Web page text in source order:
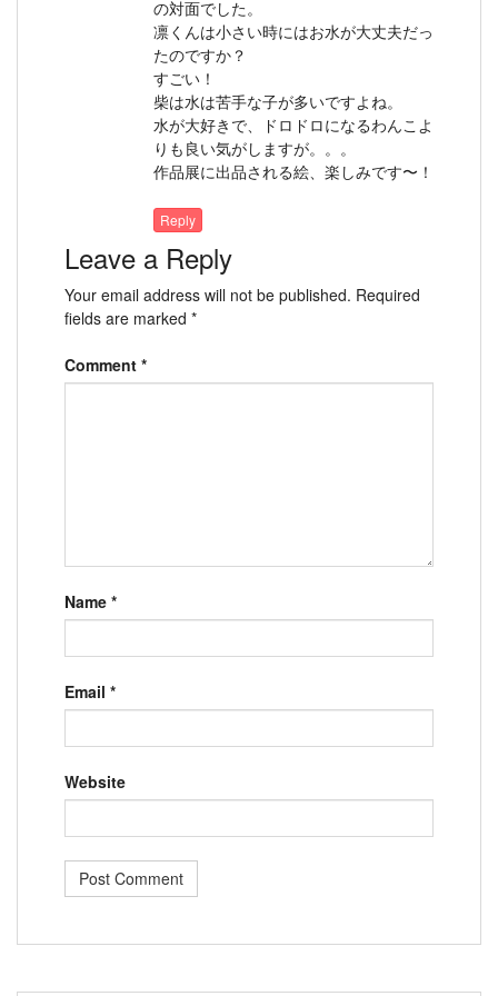
の対面でした。
凛くんは小さい時にはお水が大丈夫だっ
たのですか？
すごい！
柴は水は苦手な子が多いですよね。
水が大好きで、ドロドロになるわんこよ
りも良い気がしますが。。。
作品展に出品される絵、楽しみです〜！
Reply
Leave a Reply
Your email address will not be published. Required
fields are marked *
Comment *
Name *
Email *
Website